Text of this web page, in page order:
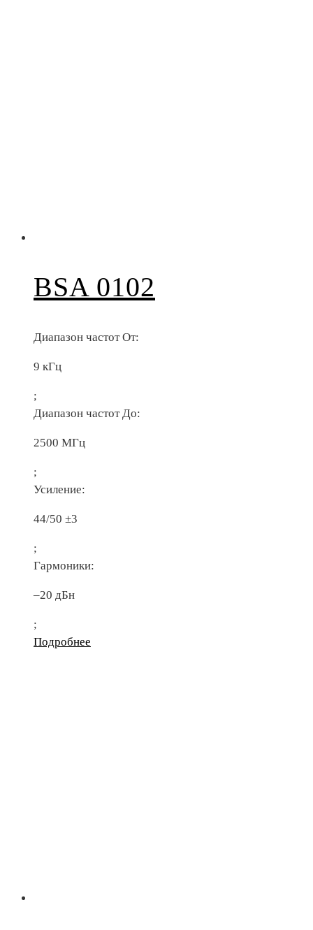
BSA 0102
Диапазон частот От:
9 кГц
;
Диапазон частот До:
2500 МГц
;
Усиление:
44/50 ±3
;
Гармоники:
–20 дБн
;
Подробнее